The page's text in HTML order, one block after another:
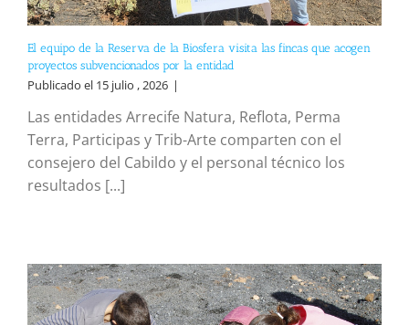
El equipo de la Reserva de la Biosfera visita las fincas que acogen
proyectos subvencionados por la entidad
Publicado el 15 julio , 2026 |
Las entidades Arrecife Natura, Reflota, Perma
Terra, Participas y Trib-Arte comparten con el
consejero del Cabildo y el personal técnico los
resultados [...]